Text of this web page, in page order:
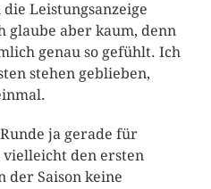
Leistungsanzeige
glaube aber kaum, denn
genau so gefühlt. Ich
stehen geblieben,
ja gerade für
vielleicht den ersten
der Saison keine